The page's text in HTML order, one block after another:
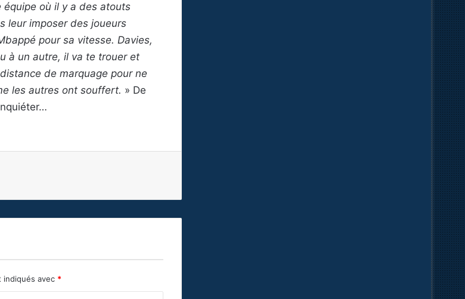
équipe où il y a des atouts
leur imposer des joueurs
pour sa vitesse. Davies,
à un autre, il va te trouer et
de marquage pour ne
les autres ont souffert. » De
indiqués avec *